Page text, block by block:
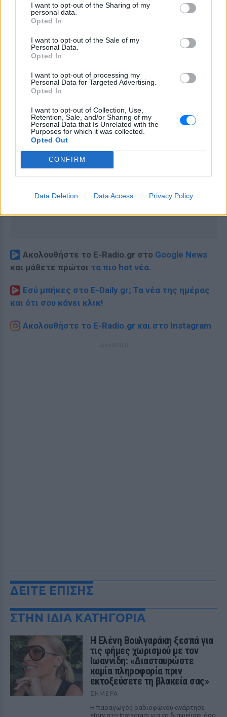
I want to opt-out of the Sharing of my
personal data.
Opted In
I want to opt-out of the Sale of my
Personal Data.
Opted In
I want to opt-out of processing my
Personal Data for Targeted Advertising.
Opted In
I want to opt-out of Collection, Use,
Retention, Sale, and/or Sharing of my
Personal Data that Is Unrelated with the
Purposes for which it was collected.
Opted Out
CONFIRM
Data Deletion Data Access Privacy Policy
Ακολουθήστε το E-Radio.gr στο Google News
και μάθετε πρώτοι τα πιο hot νέα.
Εσύ μπήκες στο E-Daily.gr; Τα νέα της ημέρας
και ότι σου κάνει κλικ!
Ακολουθήστε το E-Radio.gr και στο Instagram
ΔΕΙΤΕ ΕΠΙΣΗΣ
ΣΤΗΝ ΙΔΙΑ ΚΑΤΗΓΟΡΙΑ
Η Ελένη Βουλγαράκη ξεσπά για
τις φήμες χωρισμού με τον
Ιωαννίδη: «Διασταυρώστε
καμία πληροφορία πριν
εκτοξεύσετε τη βλακεία σας»
ΣΉΜΕΡΑ
Η παραγωγός ραδιοφώνου ανάρτησε
story στο Instagram για να διαψεύσει όσα